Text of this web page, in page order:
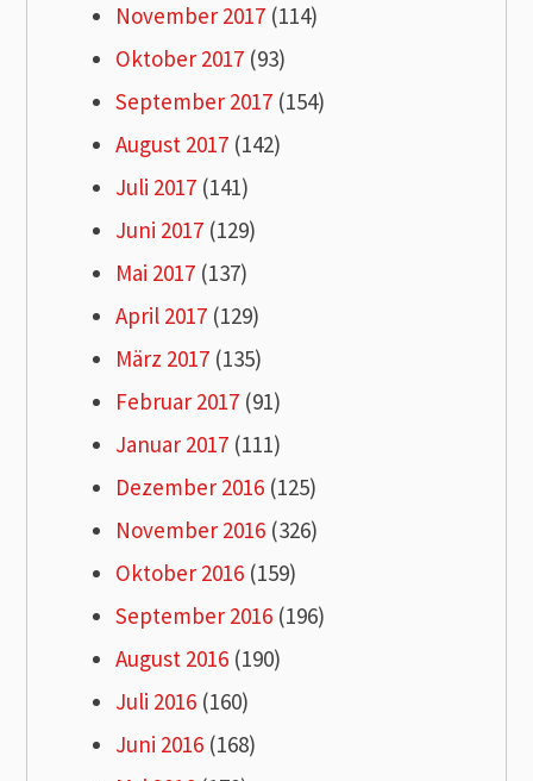
November 2017 (114)
Oktober 2017 (93)
September 2017 (154)
August 2017 (142)
Juli 2017 (141)
Juni 2017 (129)
Mai 2017 (137)
April 2017 (129)
März 2017 (135)
Februar 2017 (91)
Januar 2017 (111)
Dezember 2016 (125)
November 2016 (326)
Oktober 2016 (159)
September 2016 (196)
August 2016 (190)
Juli 2016 (160)
Juni 2016 (168)